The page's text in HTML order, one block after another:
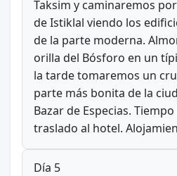
Taksim y caminaremos
de Istiklal viendo los
de la parte moderna.
orilla del Bósforo en un
la tarde tomaremos un
parte más bonita de la
Bazar de Especias.
traslado al hotel.
Día 5